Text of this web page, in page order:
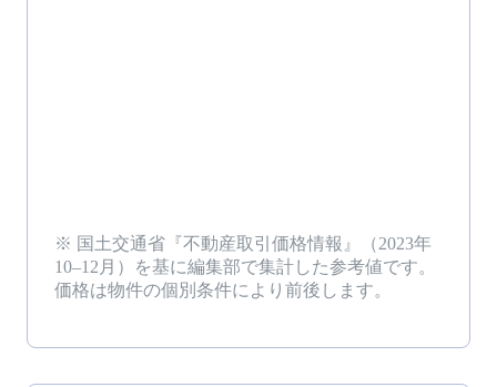
※ 国土交通省『不動産取引価格情報』（2023年
10–12月 ）を基に編集部で集計した参考値です。
価格は物件の個別条件により前後します。